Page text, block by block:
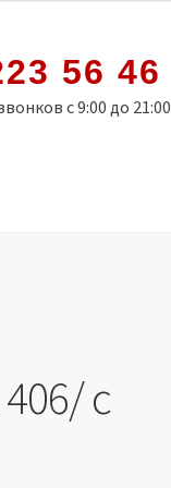
56 46
с 9:00 до 21:00
с